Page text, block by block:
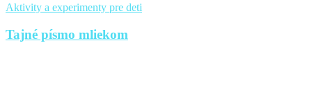
Aktivity a experimenty pre deti
Tajné písmo mliekom